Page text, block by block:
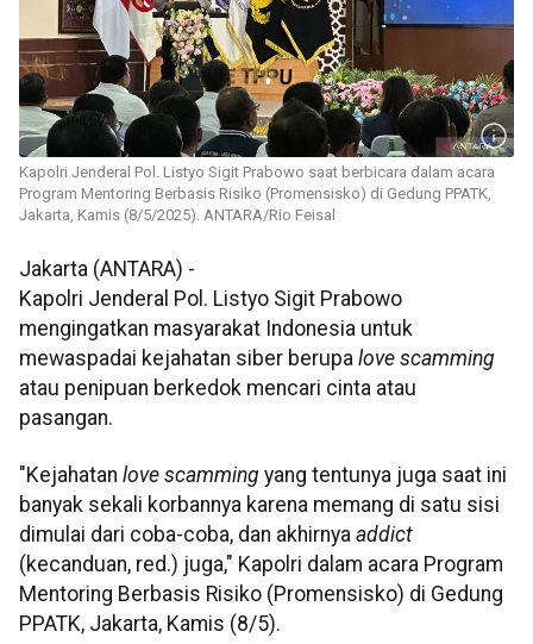
Kapolri Jenderal Pol. Listyo Sigit Prabowo saat berbicara dalam acara
Program Mentoring Berbasis Risiko (Promensisko) di Gedung PPATK,
Jakarta, Kamis (8/5/2025). ANTARA/Rio Feisal
Jakarta (ANTARA) -
Kapolri Jenderal Pol. Listyo Sigit Prabowo
mengingatkan masyarakat Indonesia untuk
mewaspadai kejahatan siber berupa love scamming
atau penipuan berkedok mencari cinta atau
pasangan.
"Kejahatan love scamming yang tentunya juga saat ini
banyak sekali korbannya karena memang di satu sisi
dimulai dari coba-coba, dan akhirnya addict
(kecanduan, red.) juga," Kapolri dalam acara Program
Mentoring Berbasis Risiko (Promensisko) di Gedung
PPATK, Jakarta, Kamis (8/5).